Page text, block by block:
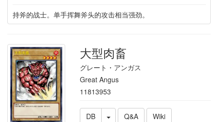
持斧的战士。单手挥舞斧头的攻击相当强劲。
大型肉畜
グレート・アンガス
Great Angus
11813953
DB Q&A
Wiki